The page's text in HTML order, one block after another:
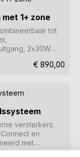
1+ zone
tot
2x30W
Normale prijs:
€ 890,00
versterkers:
en
met
uitgangen